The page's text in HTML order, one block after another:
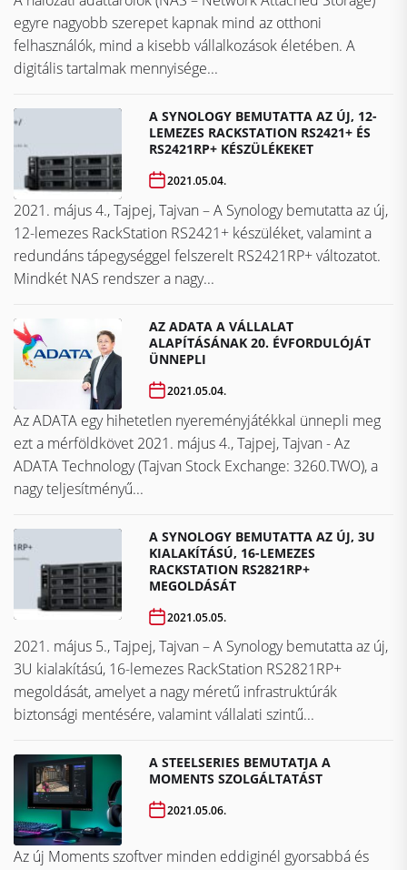
egyre nagyobb szerepet kapnak mind az otthoni
felhasználók, mind a kisebb vállalkozások életében. A
digitális tartalmak mennyisége...
A SYNOLOGY BEMUTATTA AZ ÚJ, 12-
LEMEZES RACKSTATION RS2421+ ÉS
RS2421RP+ KÉSZÜLÉKEKET
2021.05.04.
2021. május 4., Tajpej, Tajvan – A Synology bemutatta az új,
12-lemezes RackStation RS2421+ készüléket, valamint a
redundáns tápegységgel felszerelt RS2421RP+ változatot.
Mindkét NAS rendszer a nagy...
AZ ADATA A VÁLLALAT
ALAPÍTÁSÁNAK 20. ÉVFORDULÓJÁT
ÜNNEPLI
2021.05.04.
Az ADATA egy hihetetlen nyereményjátékkal ünnepli meg
ezt a mérföldkövet ​​​​​​​2021. május 4., Tajpej, Tajvan - Az
ADATA Technology (Tajvan Stock Exchange: 3260.TWO), a
nagy teljesítményű...
A SYNOLOGY BEMUTATTA AZ ÚJ, 3U
KIALAKÍTÁSÚ, 16-LEMEZES
RACKSTATION RS2821RP+
MEGOLDÁSÁT
2021.05.05.
2021. május 5., Tajpej, Tajvan – A Synology bemutatta az új,
3U kialakítású, 16-lemezes RackStation RS2821RP+
megoldását, amelyet a nagy méretű infrastruktúrák
biztonsági mentésére, valamint vállalati szintű...
A STEELSERIES BEMUTATJA A
MOMENTS SZOLGÁLTATÁST
2021.05.06.
Az új Moments szoftver minden eddiginél gyorsabbá és